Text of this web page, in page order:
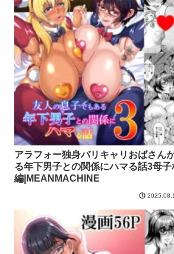
アラフォー独身バリキャリおばさん
る年下男子との関係にハマる話3母子
編|MEANMACHINE